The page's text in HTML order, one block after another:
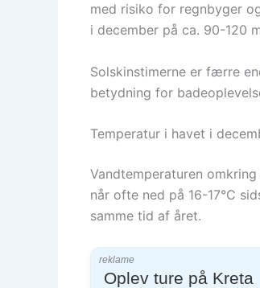
med risiko for regnbyger
i december på ca. 90-120
Solskinstimerne er færre
betydning for
Temperatur i havet i
Vandtemperaturen
når ofte ned på 16-17°C
samme tid af året.
reklame
Oplev ture på Kreta